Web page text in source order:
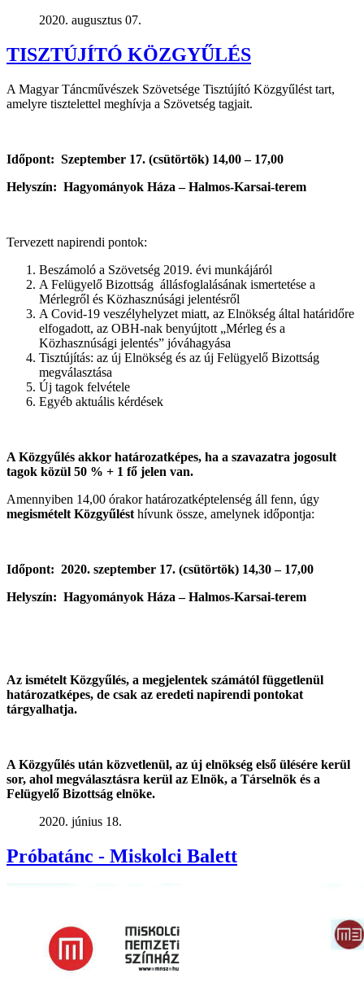
2020. augusztus 07.
TISZTÚJÍTÓ KÖZGYŰLÉS
A Magyar Táncművészek Szövetsége Tisztújító Közgyűlést tart,
amelyre tisztelettel meghívja a Szövetség tagjait.
Időpont: Szeptember 17. (csütörtök) 14,00 – 17,00
Helyszín: Hagyományok Háza – Halmos-Karsai-terem
Tervezett napirendi pontok:
Beszámoló a Szövetség 2019. évi munkájáról
A Felügyelő Bizottság állásfoglalásának ismertetése a
Mérlegről és Közhasznúsági jelentésről
A Covid-19 veszélyhelyzet miatt, az Elnökség által határidőre
elfogadott, az OBH-nak benyújtott „Mérleg és a
Közhasznúsági jelentés” jóváhagyása
Tisztújítás: az új Elnökség és az új Felügyelő Bizottság
megválasztása
Új tagok felvétele
Egyéb aktuális kérdések
A Közgyűlés akkor határozatképes, ha a szavazatra jogosult
tagok közül 50 % + 1 fő jelen van.
Amennyiben 14,00 órakor határozatképtelenség áll fenn, úgy
megismételt Közgyűlést hívunk össze, amelynek időpontja:
Időpont: 2020. szeptember 17. (csütörtök) 14,30 – 17,00
Helyszín: Hagyományok Háza – Halmos-Karsai-terem
Az ismételt Közgyűlés, a megjelentek számától függetlenül
határozatképes, de csak az eredeti napirendi pontokat
tárgyalhatja.
A Közgyűlés után közvetlenül, az új elnökség első ülésére kerül
sor, ahol megválasztásra kerül az Elnök, a Társelnök és a
Felügyelő Bizottság elnöke.
2020. június 18.
Próbatánc - Miskolci Balett